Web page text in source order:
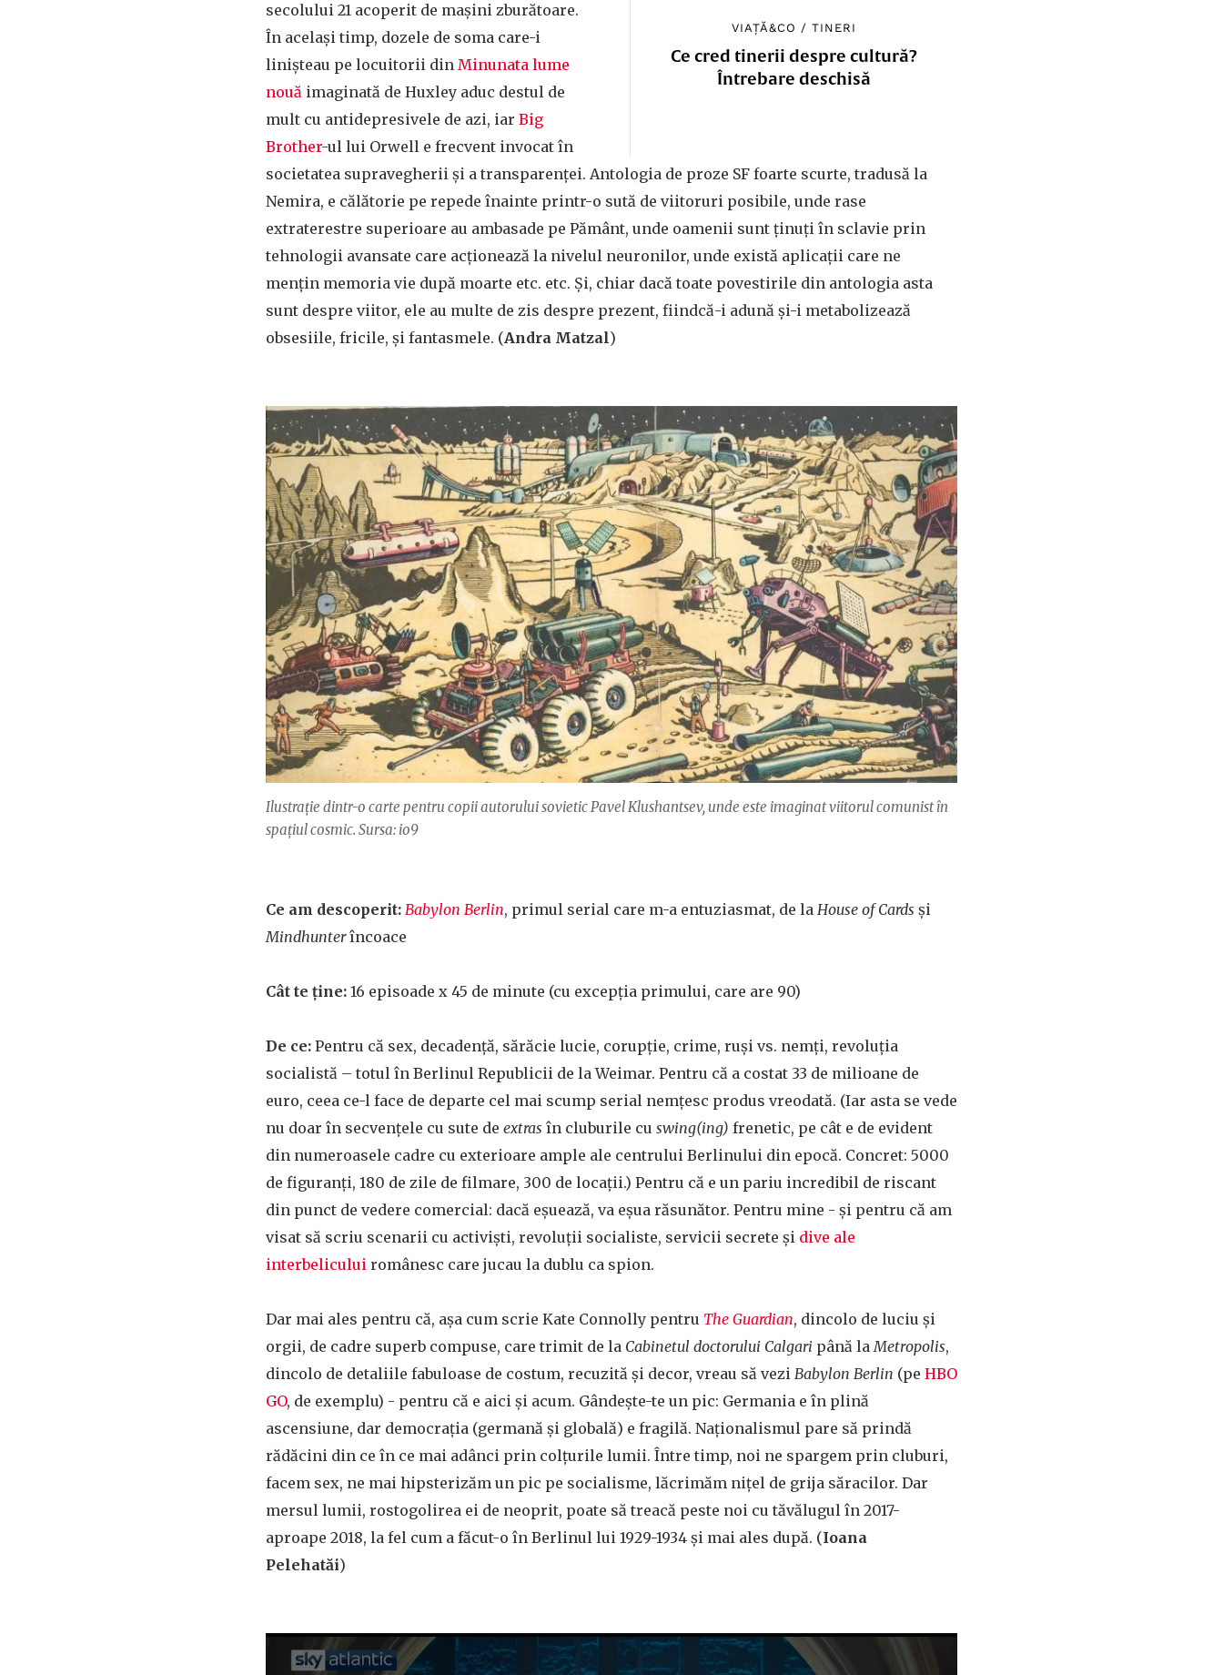
VIAȚĂ&CO /TINERI
Ce cred tinerii despre cultură?
Întrebare deschisă
secolului 21 acoperit de mașini zburătoare.
În același timp, dozele de soma care-i
linișteau pe locuitorii din Minunata lume
nouă imaginată de Huxley aduc destul de
mult cu antidepresivele de azi, iar Big
Brother-ul lui Orwell e frecvent invocat în
societatea supravegherii și a transparenței. Antologia de proze SF foarte scurte, tradusă la
Nemira, e călătorie pe repede înainte printr-o sută de viitoruri posibile, unde rase
extraterestre superioare au ambasade pe Pământ, unde oamenii sunt ținuți în sclavie prin
tehnologii avansate care acționează la nivelul neuronilor, unde există aplicații care ne
mențin memoria vie după moarte etc. etc. Și, chiar dacă toate povestirile din antologia asta
sunt despre viitor, ele au multe de zis despre prezent, fiindcă-i adună și-i metabolizează
obsesiile, fricile, și fantasmele. (Andra Matzal)
Ilustrație dintr-o carte pentru copii autorului sovietic Pavel Klushantsev, unde este imaginat viitorul comunist în
spațiul cosmic. Sursa: io9
Ce am descoperit: Babylon Berlin, primul serial care m-a entuziasmat, de la House of Cards și
Mindhunterîncoace
Cât te ține: 16 episoade x 45 de minute (cu excepția primului, care are 90)
De ce: Pentru că sex, decadență, sărăcie lucie, corupție, crime, ruși vs. nemți, revoluția
socialistă – totul în Berlinul Republicii de la Weimar. Pentru că a costat 33 de milioane de
euro, ceea ce-l face de departe cel mai scump serial nemțesc produs vreodată. (Iar asta se vede
nu doar în secvențele cu sute de extras în cluburile cu swing(ing) frenetic, pe cât e de evident
din numeroasele cadre cu exterioare ample ale centrului Berlinului din epocă. Concret: 5000
de figuranți, 180 de zile de filmare, 300 de locații.) Pentru că e un pariu incredibil de riscant
din punct de vedere comercial: dacă eșuează, va eșua răsunător. Pentru mine - și pentru că am
visat să scriu scenarii cu activiști, revoluții socialiste, servicii secrete și dive ale
interbelicului românesc care jucau la dublu ca spion.
Dar mai ales pentru că, așa cum scrie Kate Connolly pentru The Guardian, dincolo de luciu și
orgii, de cadre superb compuse, care trimit de la Cabinetul doctorului Calgari până laMetropolis,
dincolo de detaliile fabuloase de costum, recuzită și decor, vreau să vezi Babylon Berlin (pe HBO
GO, de exemplu) - pentru că e aici și acum. Gândește-te un pic: Germania e în plină
ascensiune, dar democrația (germană și globală) e fragilă. Naționalismul pare să prindă
rădăcini din ce în ce mai adânci prin colțurile lumii. Între timp, noi ne spargem prin cluburi,
facem sex, ne mai hipsterizăm un pic pe socialisme, lăcrimăm nițel de grija săracilor. Dar
mersul lumii, rostogolirea ei de neoprit, poate să treacă peste noi cu tăvălugul în 2017-
aproape 2018, la fel cum a făcut-o în Berlinul lui 1929-1934 și mai ales după. (Ioana
Pelehatăi)